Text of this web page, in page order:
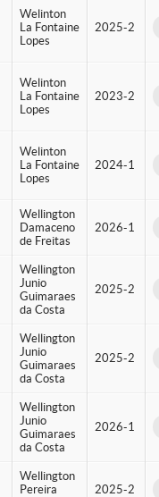
Welinton
La Fontaine
Lopes
2025-2
Welinton
La Fontaine
Lopes
2023-2
Welinton
La Fontaine
Lopes
2024-1
Wellington
Damaceno
de Freitas
2026-1
Wellington
Junio
Guimaraes
da Costa
2025-2
Wellington
Junio
Guimaraes
da Costa
2025-2
Wellington
Junio
Guimaraes
da Costa
2026-1
Wellington
Pereira
2025-2